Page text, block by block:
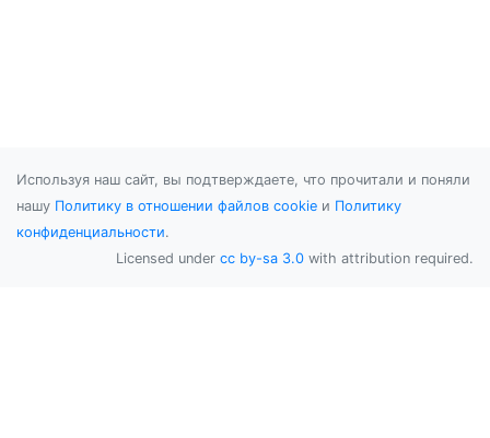
Используя наш сайт, вы подтверждаете, что прочитали и поняли
нашу Политику в отношении файлов cookie и Политику
конфиденциальности.
Licensed under cc by-sa 3.0 with attribution required.